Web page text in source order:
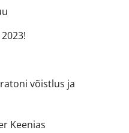
võistlus ja
Keenias